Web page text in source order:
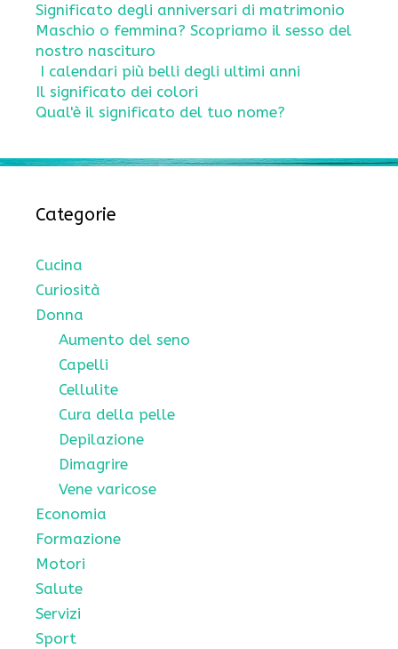
Significato degli anniversari di matrimonio
Maschio o femmina? Scopriamo il sesso del
nostro nascituro
I calendari più belli degli ultimi anni
Il significato dei colori
Qual'è il significato del tuo nome?
Categorie
Cucina
Curiosità
Donna
Aumento del seno
Capelli
Cellulite
Cura della pelle
Depilazione
Dimagrire
Vene varicose
Economia
Formazione
Motori
Salute
Servizi
Sport